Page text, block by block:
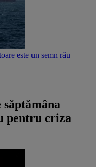
este un semn rău
săptămâna
pentru criza